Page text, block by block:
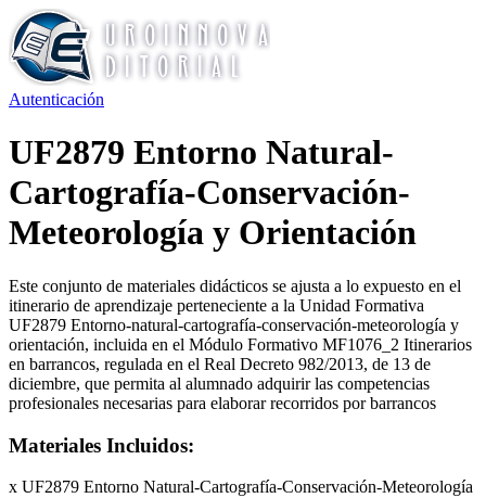
Autenticación
UF2879 Entorno Natural-
Cartografía-Conservación-
Meteorología y Orientación
Este conjunto de materiales didácticos se ajusta a lo expuesto en el
itinerario de aprendizaje perteneciente a la Unidad Formativa
UF2879 Entorno-natural-cartografía-conservación-meteorología y
orientación, incluida en el Módulo Formativo MF1076_2 Itinerarios
en barrancos, regulada en el Real Decreto 982/2013, de 13 de
diciembre, que permita al alumnado adquirir las competencias
profesionales necesarias para elaborar recorridos por barrancos
Materiales Incluidos:
x UF2879 Entorno Natural-Cartografía-Conservación-Meteorología